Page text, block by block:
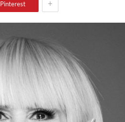
Pinterest +